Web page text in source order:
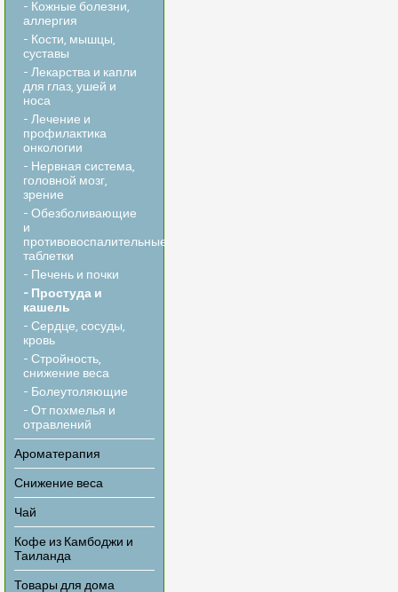
- Кожные болезни,
аллергия
- Кости, мышцы,
суставы
- Лекарства и капли
для глаз, ушей и
носа
- Лечение и
профилактика
онкологии
- Нервная система,
головной мозг,
зрение
- Обезболивающие
и
противовоспалительные
таблетки
- Печень и почки
- Простуда и
кашель
- Сердце, сосуды,
кровь
- Стройность,
снижение веса
- Болеутоляющие
- От похмелья и
отравлений
Ароматерапия
Снижение веса
Чай
Кофе из Камбоджи и
Таиланда
Товары для дома